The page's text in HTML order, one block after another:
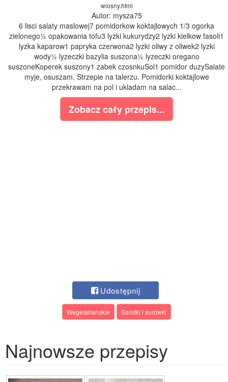
wiosny.html
Autor: mysza75
6 lisci salaty maslowej7 pomidorkow koktajlowych 1/3 ogorka
zielonego½ opakowania tofu3 lyzki kukurydzy2 lyzki kielkow fasoli1
lyzka kaparow1 papryka czerwona2 lyzki oliwy z oliwek2 lyzki
wody½ lyzeczki bazylia suszona½ lyzeczki oregano
suszoneKoperek suszony1 zabek czosnkuSol1 pomidor duzySalate
myje, osuszam. Strzepie na talerzu. Pomidorki koktajlowe
przekrawam na pol i ukladam na salac...
Zobacz cały przepis...
Udostępnij
Wegetariańskie Sałatki i surówki
Najnowsze przepisy